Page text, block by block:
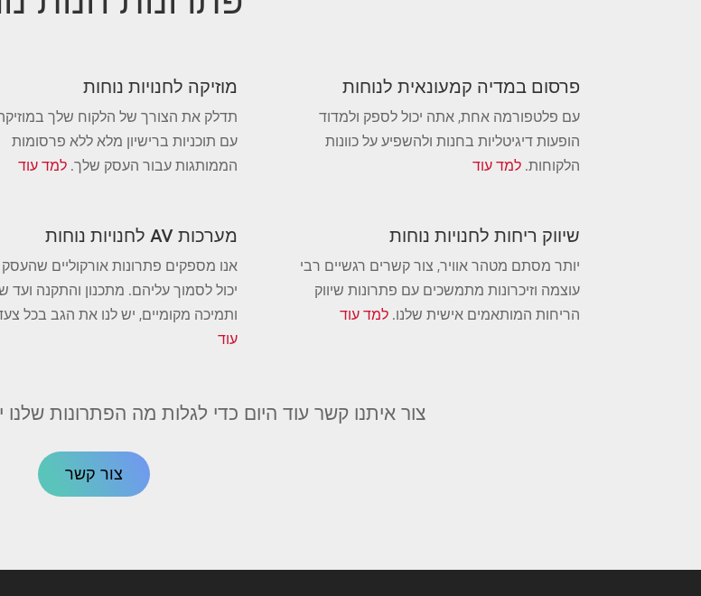
מוזיקה לחנויות נוחות
תדלק את הצורך של הלקוח שלך
עם תוכניות ברישיון מלא ללא פרסומות
הממותגות עבור העסק שלך. למד עוד
פרסום במדיה קמעונאית לנוחות
עם פלטפורמה אחת, אתה יכול לספק ולמדוד
הופעות דיגיטליות בחנות ולהשפיע על כוונות
הלקוחות.למד עוד
מערכות AV לחנויות נוחות
אנו מספקים פתרונות אורקוליים
יכול לסמוך עליהם. מתכנון והתקנה ועד
ותמיכה מקומיים, יש לנו את הגב בכל
עוד
שיווק ריחות לחנויות נוחות
יותר מסתם מטהר אוויר, צור קשרים רגשיים רבי
עוצמה וזיכרונות מתמשכים עם פתרונות שיווק
הריחות המותאמים אישית שלנו.למד עוד
צור איתנו קשר עוד היום כדי לגלות מה הפתרונות
צור קשר